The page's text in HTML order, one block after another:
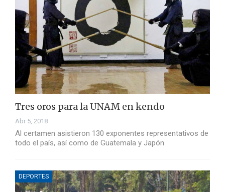
Tres oros para la UNAM en kendo
Abr 5, 2018
Al certamen asistieron 130 exponentes representativos de
todo el país, así como de Guatemala y Japón
DEPORTES